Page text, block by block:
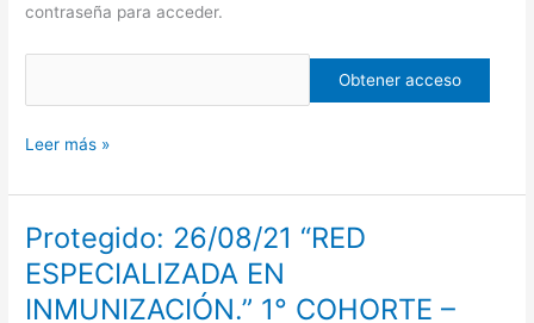
contraseña para acceder.
Leer más »
Protegido: 26/08/21 “RED
ESPECIALIZADA EN
INMUNIZACIÓN.” 1° COHORTE –
Protegido:
26/08/21
“RED
ESPECIALIZADA